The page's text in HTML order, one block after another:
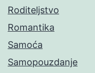
Roditeljstvo
Romantika
Samoća
Samopouzdanje